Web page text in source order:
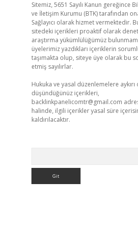
Sitemiz, 5651 Sayılı Kanun gereğince
ve İletişim Kurumu (BTK) tarafından
Sağlayıcı olarak hizmet vermektedir.
sitedeki içerikleri proaktif olarak
araştırma yükümlülüğümüz
üyelerimiz yazdıkları içeriklerin
taşımakta olup, siteye üye olarak bu
etmiş sayılırlar.
Hukuka ve yasal düzenlemelere
düşündüğünüz içerikleri,
backlinkpanelicomtr@gmail.com
halinde, ilgili içerikler yasal süre
kaldırılacaktır.